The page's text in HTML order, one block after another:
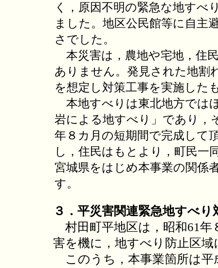
く，原因不明の緊急な地すべ
ました。地区公民館等に自主
さでした。
本災害は，農地や宅地，住
ありません。発見された地割
を想定し対策工事を実施した
本地すべりは東北地方では
岩による地すべり」であり，
年８カ月の短期間で完成して
し，住民はもとより，町民一
宮城県をはじめ本事業の関係
す。
３．平災害関連緊急地すべ
村田町平地区は，昭和61年
害を機に，地すべり防止区
このうち，本事業箇所は平